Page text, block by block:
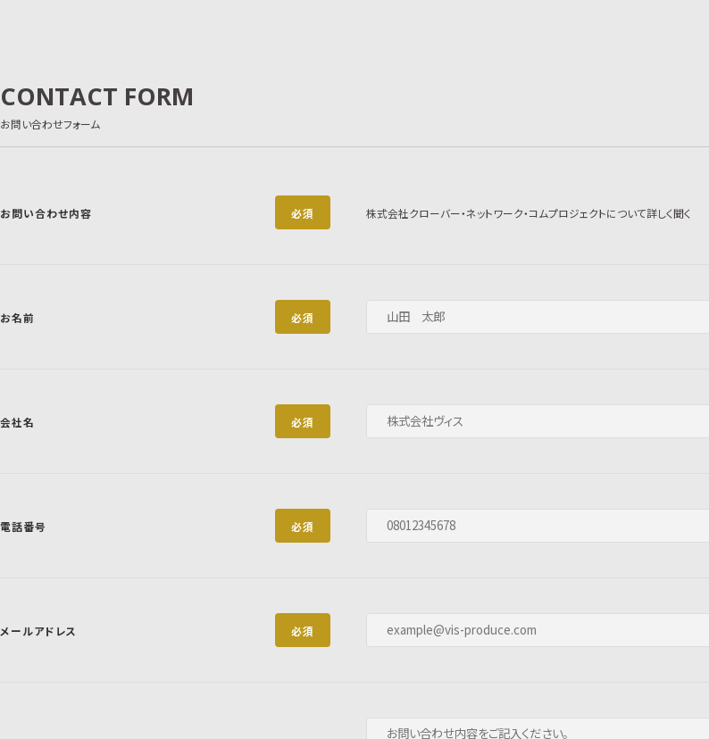
CONTACT FORM
お問い合わせフォーム
お問い合わせ内容 必須 株式会社クローバー・ネットワーク・コムプロジェクトについて詳しく聞く
お名前 必須
会社名 必須
電話番号 必須
メールアドレス 必須